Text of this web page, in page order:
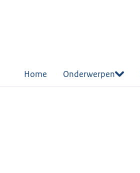
Home Onderwerpen